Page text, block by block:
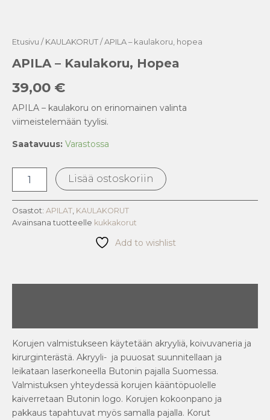
Etusivu / KAULAKORUT / APILA – kaulakoru, hopea
APILA – Kaulakoru, Hopea
39,00 €
APILA – kaulakoru on erinomainen valinta
viimeistelemään tyylisi.
Saatavuus: Varastossa
Lisää ostoskoriin
Osastot: APILAT KAULAKORUT
Avainsana tuotteelle kukkakorut
Add to wishlist
Korujen valmistukseen käytetään akryyliä, koivuvaneria ja
kirurginterästä. Akryyli- ja puuosat suunnitellaan ja
leikataan laserkoneella Butonin pajalla Suomessa.
Valmistuksen yhteydessä korujen kääntöpuolelle
kaiverretaan Butonin logo. Korujen kokoonpano ja
pakkaus tapahtuvat myös samalla pajalla. Korut